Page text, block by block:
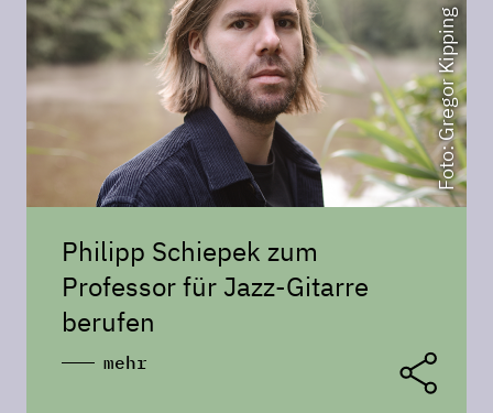
Foto: Gregor Kipping
Philipp Schiepek zum
Professor für Jazz-Gitarre
berufen
mehr